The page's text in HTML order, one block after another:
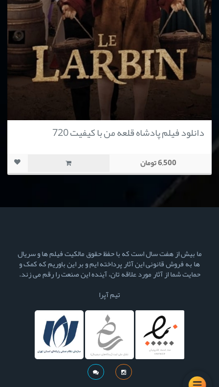
دانلود فیلم پادشاه قلعه من با کیفیت 720
6,500 تومان
ما بیش از هفت سال است که با حفظ حقوق مالکیت فیلم ها و سریال
ها به فروش قانونی این آثار پرداخته ایم و بر این باوریم که کمک و
حمایت شما از آثار مورد علاقه تان، آینده این صنعت را رقم می زند.
تیم آپرا